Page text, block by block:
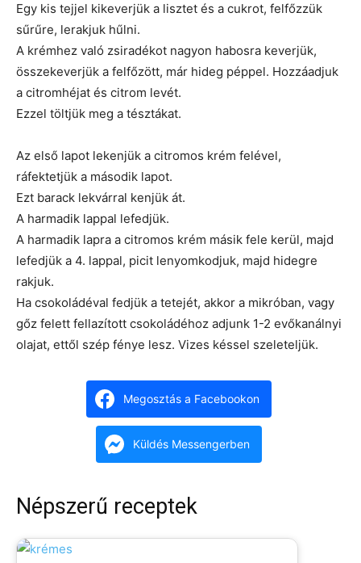
Egy kis tejjel kikeverjük a lisztet és a cukrot, felfőzzük
sűrűre, lerakjuk hűlni.
A krémhez való zsiradékot nagyon habosra keverjük,
összekeverjük a felfőzött, már hideg péppel. Hozzáadjuk
a citromhéjat és citrom levét.
Ezzel töltjük meg a tésztákat.
Az első lapot lekenjük a citromos krém felével,
ráfektetjük a második lapot.
Ezt barack lekvárral kenjük át.
A harmadik lappal lefedjük.
A harmadik lapra a citromos krém másik fele kerül, majd
lefedjük a 4. lappal, picit lenyomkodjuk, majd hidegre
rakjuk.
Ha csokoládéval fedjük a tetejét, akkor a mikróban, vagy
gőz felett fellazított csokoládéhoz adjunk 1-2 evőkanálnyi
olajat, ettől szép fénye lesz. Vizes késsel szeleteljük.
Megosztás a Facebookon
Küldés Messengerben
Népszerű receptek